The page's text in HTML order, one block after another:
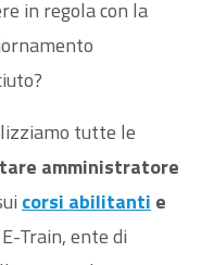
in regola con la
tutte le
amministratore
corsi abilitanti e
Train, ente di